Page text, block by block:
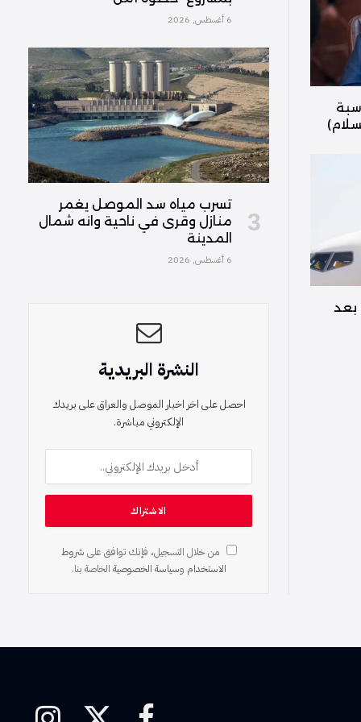
بعد
6 أغسطس, 2026
تسرب مياه سد الموصل يغمر
منازل وقرى في ناحية وانه شمال
المدينة
6 أغسطس, 2026
النشرة البريدية
احصل على اخر اخبار الموصل والعراق على بريدك
الإلكتروني مباشرة.
من خلال التسجيل، فإنك توافق على شروط
الاستخدام وسياسة الخصوصية الخاصة بنا.